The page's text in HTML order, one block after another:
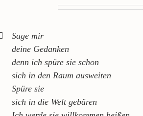
Sage mir
deine Gedanken
denn ich spüre sie schon
sich in den Raum ausweiten
Spüre sie
sich in die Welt gebären